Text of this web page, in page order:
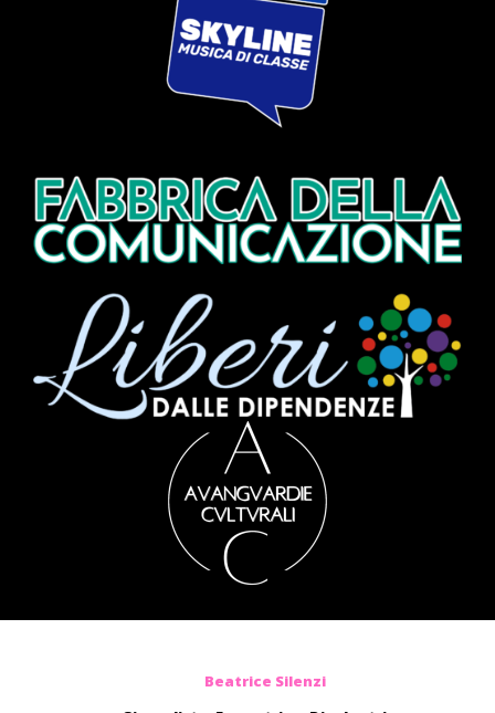
Beatrice Silenzi